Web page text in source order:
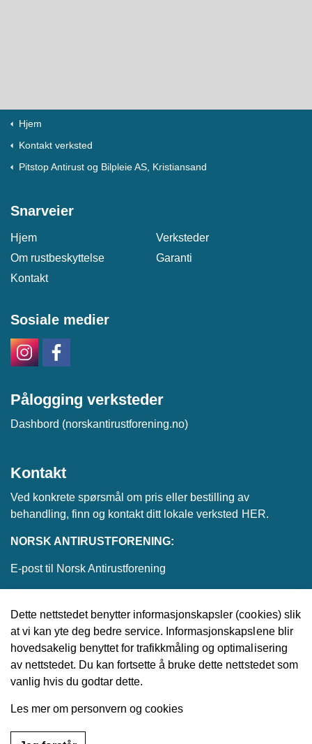
Hjem
Kontakt verksted
Pitstop Antirust og Bilpleie AS, Kristiansand
Snarveier
Hjem
Verksteder
Om rustbeskyttelse
Garanti
Kontakt
Sosiale medier
Pålogging verksteder
Dashbord (norskantirustforening.no)
Kontakt
Ved konkrete spørsmål om pris eller bestilling av
behandling, finn og kontakt ditt lokale verksted HER.
NORSK ANTIRUSTFORENING:
E-post til Norsk Antirustforening
© 2026 Norsk Antirustforening
Utviklet avUpday
Dette nettstedet benytter informasjonskapsler (cookies) slik
at vi kan yte deg bedre service. Informasjonskapslene blir
hovedsakelig benyttet for trafikkmåling og optimalisering
av nettstedet. Du kan fortsette å bruke dette nettstedet som
vanlig hvis du godtar dette.
Les mer om personvern og cookies